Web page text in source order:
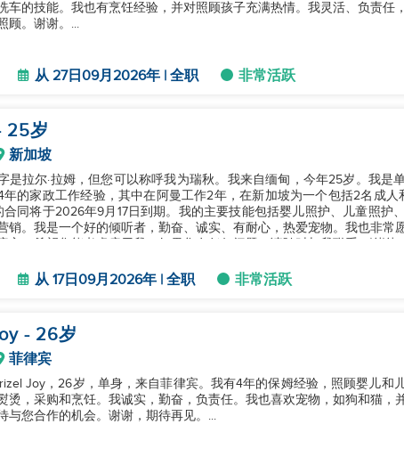
车的技能。我也有烹饪经验，并对照顾孩子充满热情。我灵活、负责任
顾。谢谢。...
从 27日09月2026年 | 全职 非常活跃
25岁
新加坡
是拉尔·拉姆，但您可以称呼我为瑞秋。我来自缅甸，今年25岁。我是
年的家政工作经验，其中在阿曼工作2年，在新加坡为一个包括2名成人
合同将于2026年9月17日到期。我的主要技能包括婴儿照护、儿童照护
销。我是一个好的倾听者，勤奋、诚实、有耐心，热爱宠物。我也非常
从 17日09月2026年 | 全职 非常活跃
- 26岁
菲律宾
Joy，26岁，单身，来自菲律宾。我有4年的保姆经验，照顾婴儿和
烫，采购和烹饪。我诚实，勤奋，负责任。我也喜欢宠物，如狗和猫，
与您合作的机会。谢谢，期待再见。...